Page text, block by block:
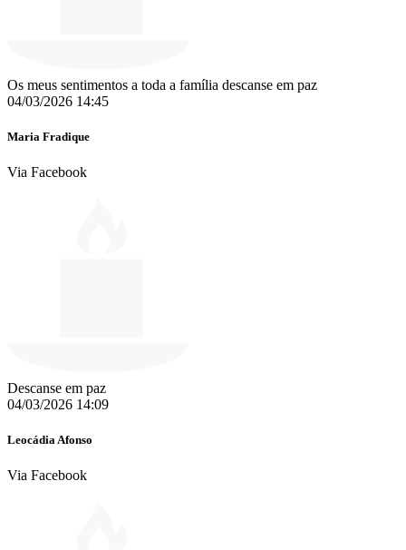
Os meus sentimentos a toda a família descanse em paz
04/03/2026 14:45
Maria Fradique
Via Facebook
Descanse em paz
04/03/2026 14:09
Leocádia Afonso
Via Facebook